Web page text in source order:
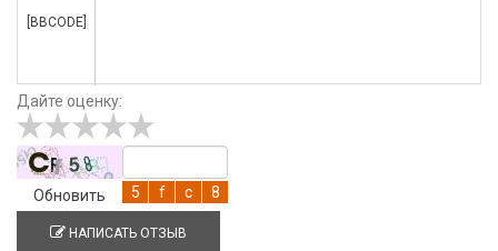
[BBCODE]
Дайте оценку:
Обновить
НАПИСАТЬ ОТЗЫВ